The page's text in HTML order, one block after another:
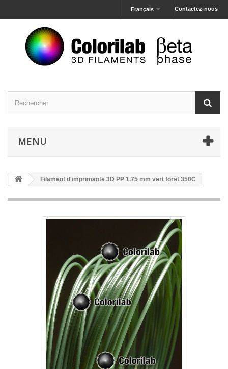
Contactez-nous
Français
MENU
Filament d'imprimante 3D PP 1.75 mm vert forêt 350C